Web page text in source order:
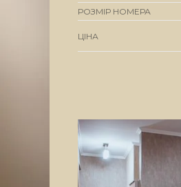
РОЗМІР НОМЕРА
ЦІНА